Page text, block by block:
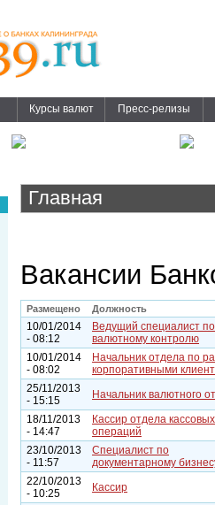
Курсы валют Пресс-релизы
Главная
Вакансии
Размещено Должность
10/01/2014
- 08:12
Ведущий специалист по
валютному контролю
10/01/2014
- 08:02
Начальник отдела по
корпоративными
25/11/2013
- 15:15
Начальник валютного
18/11/2013
- 14:47
Кассир отдела кассовых
операций
23/10/2013
- 11:57
Специалист по
документарному
22/10/2013
- 10:25
Кассир